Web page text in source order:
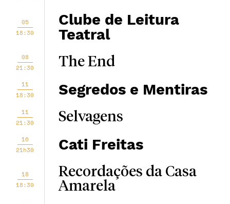
05
18:30
Clube de Leitura
Teatral
08
21:30
The End
11
18:30
Segredos e Mentiras
11
21:30
Selvagens
16
21h30
Cati Freitas
18
18:30
Recordações da Casa
Amarela